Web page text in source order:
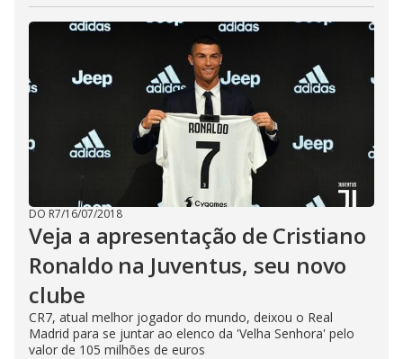
DO R7/16/07/2018
Veja a apresentação de Cristiano
Ronaldo na Juventus, seu novo
clube
CR7, atual melhor jogador do mundo, deixou o Real
Madrid para se juntar ao elenco da 'Velha Senhora' pelo
valor de 105 milhões de euros